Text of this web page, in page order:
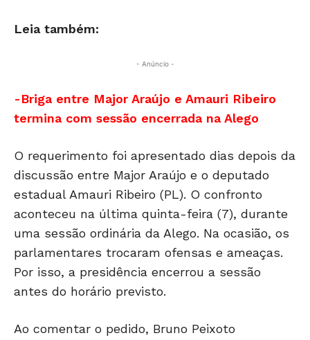
Leia também:
- Anúncio -
-Briga entre Major Araújo e Amauri Ribeiro
termina com sessão encerrada na Alego
O requerimento foi apresentado dias depois da
discussão entre Major Araújo e o deputado
estadualAmauri Ribeiro (PL). O confronto
aconteceu na última quinta-feira (7), durante
uma sessão ordinária da Alego. Na ocasião, os
parlamentares trocaram ofensas e ameaças.
Por isso, a presidência encerrou a sessão
antes do horário previsto.
Ao comentar o pedido, Bruno Peixoto